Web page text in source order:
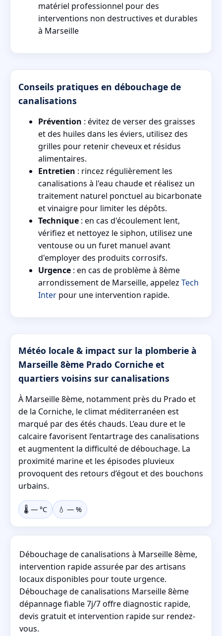
matériel professionnel pour des
interventions non destructives et durables
à Marseille
Conseils pratiques en débouchage de
canalisations
Prévention : évitez de verser des graisses
et des huiles dans les éviers, utilisez des
grilles pour retenir cheveux et résidus
alimentaires.
Entretien : rincez régulièrement les
canalisations à l'eau chaude et réalisez un
traitement naturel ponctuel au bicarbonate
et vinaigre pour limiter les dépôts.
Technique : en cas d'écoulement lent,
vérifiez et nettoyez le siphon, utilisez une
ventouse ou un furet manuel avant
d'employer des produits corrosifs.
Urgence : en cas de problème à 8ème
arrondissement de Marseille, appelez Tech
Inter pour une intervention rapide.
Météo locale & impact sur la plomberie à
Marseille 8ème Prado Corniche et
quartiers voisins sur canalisations
À Marseille 8ème, notamment près du Prado et
de la Corniche, le climat méditerranéen est
marqué par des étés chauds. L’eau dure et le
calcaire favorisent l’entartrage des canalisations
et augmentent la difficulté de débouchage. La
proximité marine et les épisodes pluvieux
provoquent des retours d’égout et des bouchons
urbains.
🌡️ — °C 💧 — %
Débouchage de canalisations à Marseille 8ème,
intervention rapide assurée par des artisans
locaux disponibles pour toute urgence.
Débouchage de canalisations Marseille 8ème
dépannage fiable 7j/7 offre diagnostic rapide,
devis gratuit et intervention rapide sur rendez-
vous.